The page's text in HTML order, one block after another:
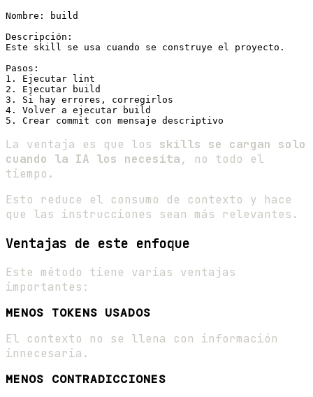
Nombre: build
Descripción:
Este skill se usa cuando se construye el proyecto.
Pasos:
1. Ejecutar lint
2. Ejecutar build
3. Si hay errores, corregirlos
4. Volver a ejecutar build
La ventaja es que los skills se cargan solo
cuando la IA los necesita, no todo el
tiempo.
Esto reduce el consumo de contexto y hace
que las instrucciones sean más relevantes.
Ventajas de este enfoque
Este método tiene varias ventajas
importantes:
MENOS TOKENS USADOS
El contexto no se llena con información
innecesaria.
MENOS CONTRADICCIONES